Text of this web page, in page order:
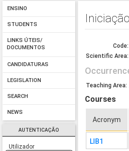
ENSINO
STUDENTS
LINKS ÚTEIS/
DOCUMENTOS
CANDIDATURAS
LEGISLATION
SEARCH
NEWS
AUTENTICAÇÃO
Utilizador
Code:
Scientific Area:
Teaching Area:
Courses
Acronym
LIB1